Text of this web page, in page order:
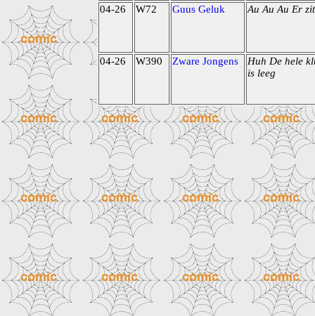
04-26
W72 Guus Geluk Au Au Au Er
04-26 W390 Zware Jongens
Huh De hele
is leeg